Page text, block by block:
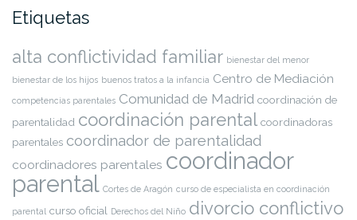
Etiquetas
alta conflictividad familiar bienestar del menor
bienestar de los hijos buenos tratos a la infancia Centro de Mediación
competencias parentales Comunidad de Madrid coordinación de
parentalidad coordinación parental coordinadoras
parentales coordinador de parentalidad
coordinadores parentales coordinador
parental Cortes de Aragón curso de especialista en coordinación
parental curso oficial Derechos del Niño divorcio conflictivo